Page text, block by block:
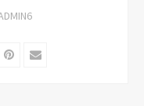
Pinterest
Email